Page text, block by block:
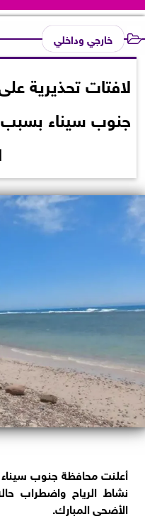
خارجي وداخلي
لافتات تحذيرية
جنوب سيناء
أعلنت محافظة جنوب سيناء
نشاط الرياح واضطراب
الأضحى المبارك.